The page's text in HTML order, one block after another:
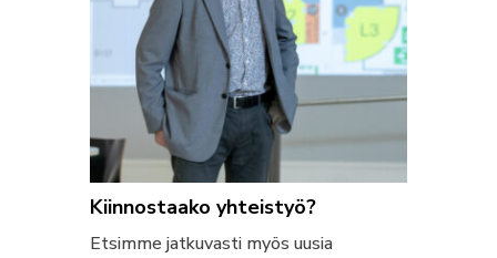
Kiinnostaako yhteistyö?
Etsimme jatkuvasti myös uusia